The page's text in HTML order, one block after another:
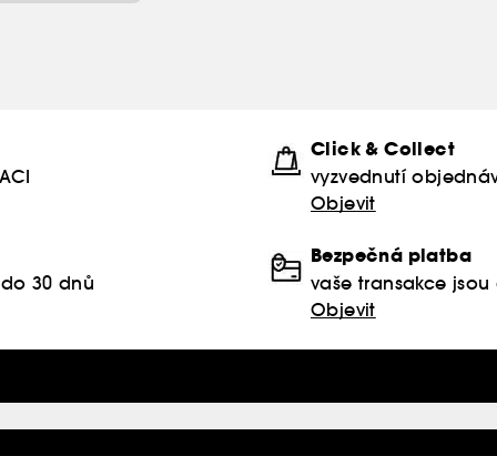
Click & Collect
vyzvednutí
Objevit
30 dnů
Bezpečná platba
vaše transakce
Objevit